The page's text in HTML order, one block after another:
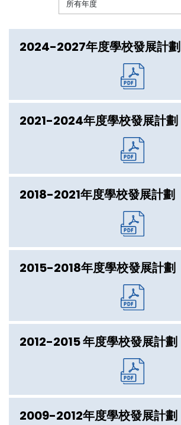
2024-2027年度學校發展計劃
2021-2024年度學校發展計劃
2018-2021年度學校發展計劃
2015-2018年度學校發展計劃
2012-2015 年度學校發展計劃
2009-2012年度學校發展計劃